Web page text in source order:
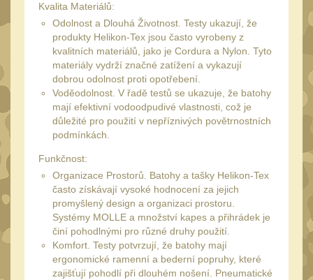
Multi-range
Krátka a střední
vzdálenost
Príslušenstvo pre
optiku9
45
Accushot Tactical 9
Accushot Precision3
Hunter6
BugBuster 4
Kolimátory
Kvalita Materiálů:
Odolnost a Dlouhá Životnost. Testy ukazují, že
produkty Helikon-Tex jsou často vyrobeny z
kvalitních materiálů, jako je Cordura a Nylon. Tyto
materiály vydrží značné zatížení a vykazují
dobrou odolnost proti opotřebení.
Voděodolnost. V řadě testů se ukazuje, že batohy
mají efektivní vodoodpudivé vlastnosti, což je
důležité pro použití v nepříznivých povětrnostních
podmínkách.
Funkčnost:
Organizace Prostorů. Batohy a tašky Helikon-Tex
často získávají vysoké hodnocení za jejich
promyšlený design a organizaci prostoru.
Systémy MOLLE a množství kapes a přihrádek je
činí pohodlnými pro různé druhy použití.
Komfort. Testy potvrzují, že batohy mají
ergonomické ramenní a bederní popruhy, které
zajišťují pohodlí při dlouhém nošení. Pneumatické